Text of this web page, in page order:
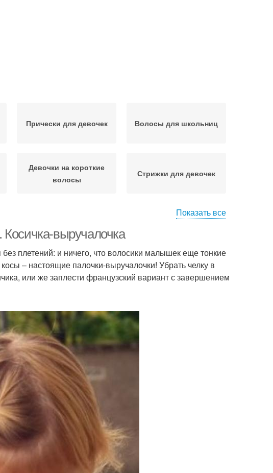
Прически для девочек Волосы для школьниц
Девочки на короткие
волосы
Стрижки для девочек
волосы
Причёски с короткими
волосами
Колосок на короткие
волосы
Прическа на длинные
волосы
Бант из волос
Прически на длинные
волосы
Показать все
Косичка-выручалочка
плетений: и ничего, что волосики малышек еще тонкие
– настоящие палочки-выручалочки! Убрать челку в
или же заплести французский вариант с завершением